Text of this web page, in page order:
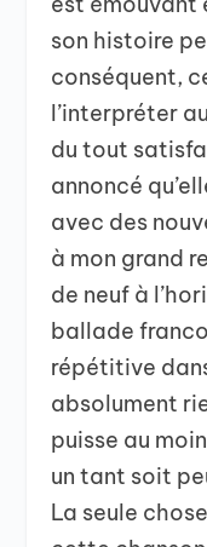
son histoire
conséquent,
l’interpréter
du tout
annoncé
avec des
à mon grand
de neuf à
ballade
répétitive
absolument
puisse au
un tant soit
La seule